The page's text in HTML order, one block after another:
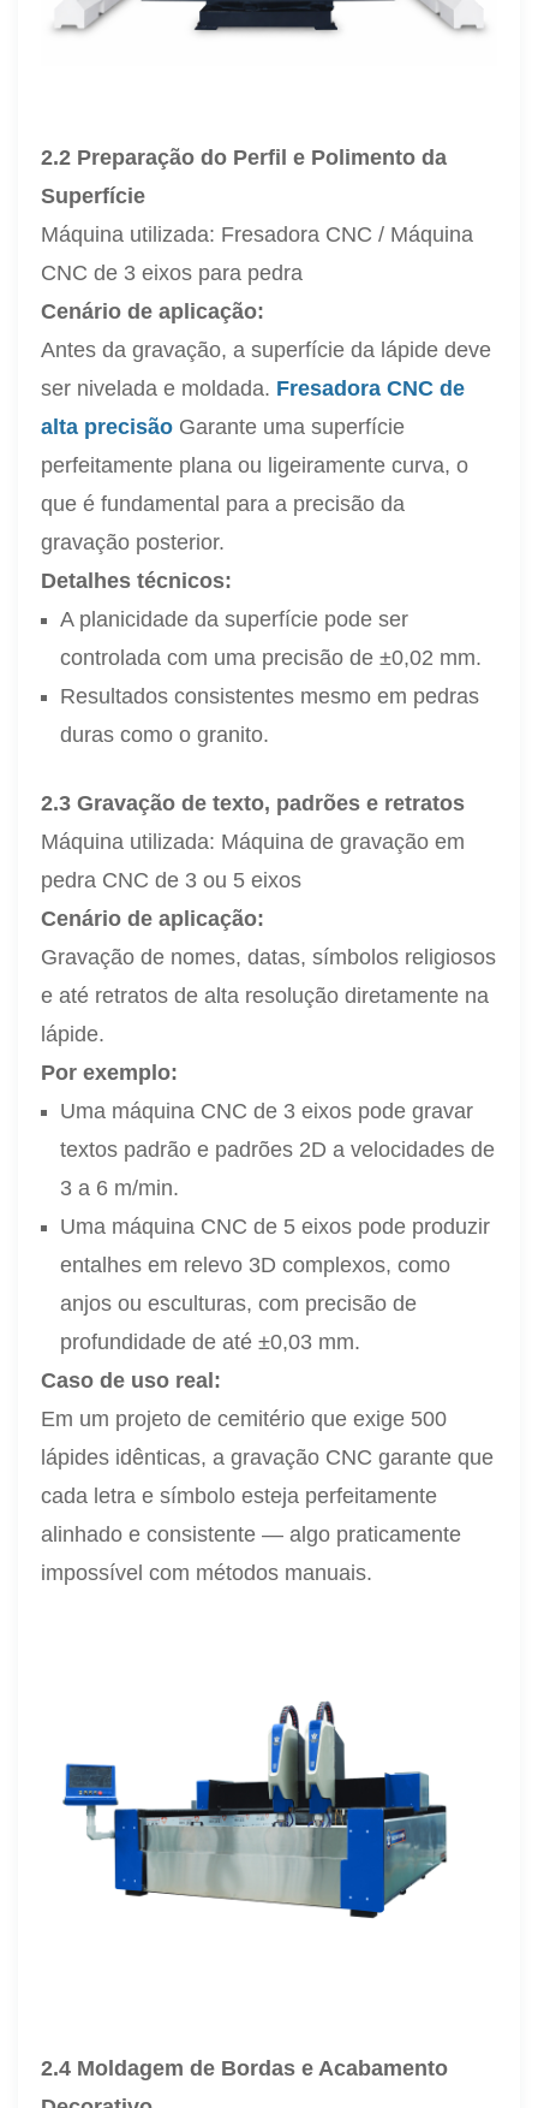
2.2 Preparação do Perfil e Polimento da
Superfície
Máquina utilizada: Fresadora CNC / Máquina
CNC de 3 eixos para pedra
Cenário de aplicação:
Antes da gravação, a superfície da lápide deve
ser nivelada e moldada. Fresadora CNC de
alta precisão Garante uma superfície
perfeitamente plana ou ligeiramente curva, o
que é fundamental para a precisão da
gravação posterior.
Detalhes técnicos:
A planicidade da superfície pode ser
controlada com uma precisão de ±0,02 mm.
Resultados consistentes mesmo em pedras
duras como o granito.
2.3 Gravação de texto, padrões e retratos
Máquina utilizada: Máquina de gravação em
pedra CNC de 3 ou 5 eixos
Cenário de aplicação:
Gravação de nomes, datas, símbolos religiosos
e até retratos de alta resolução diretamente na
lápide.
Por exemplo:
Uma máquina CNC de 3 eixos pode gravar
textos padrão e padrões 2D a velocidades de
3 a 6 m/min.
Uma máquina CNC de 5 eixos pode produzir
entalhes em relevo 3D complexos, como
anjos ou esculturas, com precisão de
profundidade de até ±0,03 mm.
Caso de uso real:
Em um projeto de cemitério que exige 500
lápides idênticas, a gravação CNC garante que
cada letra e símbolo esteja perfeitamente
alinhado e consistente — algo praticamente
impossível com métodos manuais.
2.4 Moldagem de Bordas e Acabamento